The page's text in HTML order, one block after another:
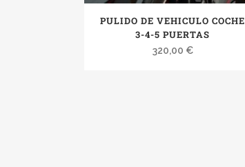
PULIDO DE VEHICULO COCHE
3-4-5 PUERTAS
320,00 €